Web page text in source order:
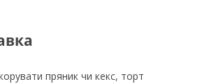
пряник чи кекс, торт